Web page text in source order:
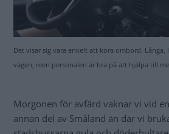
stan från riksväg 47 och möts av en
att ta en omväg till färjan. Vi väljer
och kommer rakt på den lilla färjan.
För säkerhets skulle har vi god
nybörjare, ska testa färjan för första
inspekterar för att se att de inte ska